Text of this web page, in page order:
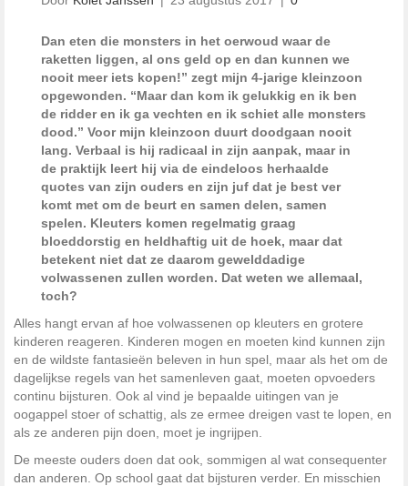
Dan eten die monsters in het oerwoud waar de
raketten liggen, al ons geld op en dan kunnen we
nooit meer iets kopen!” zegt mijn 4-jarige kleinzoon
opgewonden. “Maar dan kom ik gelukkig en ik ben
de ridder en ik ga vechten en ik schiet alle monsters
dood.” Voor mijn kleinzoon duurt doodgaan nooit
lang. Verbaal is hij radicaal in zijn aanpak, maar in
de praktijk leert hij via de eindeloos herhaalde
quotes van zijn ouders en zijn juf dat je best ver
komt met om de beurt en samen delen, samen
spelen. Kleuters komen regelmatig graag
bloeddorstig en heldhaftig uit de hoek, maar dat
betekent niet dat ze daarom gewelddadige
volwassenen zullen worden. Dat weten we allemaal,
toch?
Alles hangt ervan af hoe volwassenen op kleuters en grotere
kinderen reageren. Kinderen mogen en moeten kind kunnen zijn
en de wildste fantasieën beleven in hun spel, maar als het om de
dagelijkse regels van het samenleven gaat, moeten opvoeders
continu bijsturen. Ook al vind je bepaalde uitingen van je
oogappel stoer of schattig, als ze ermee dreigen vast te lopen, en
als ze anderen pijn doen, moet je ingrijpen.
De meeste ouders doen dat ook, sommigen al wat consequenter
dan anderen. Op school gaat dat bijsturen verder. En misschien